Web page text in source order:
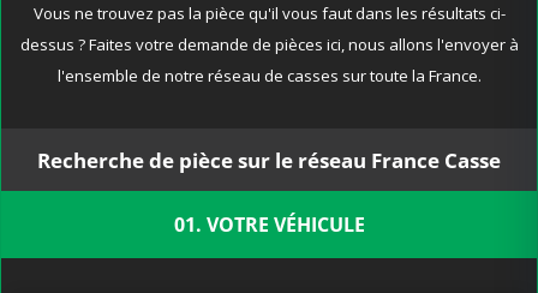
Vous ne trouvez pas la pièce qu'il vous faut dans les résultats ci-
dessus ? Faites votre demande de pièces ici, nous allons l'envoyer à
l'ensemble de notre réseau de casses sur toute la France.
Recherche de pièce sur le réseau France Casse
01. VOTRE VÉHICULE